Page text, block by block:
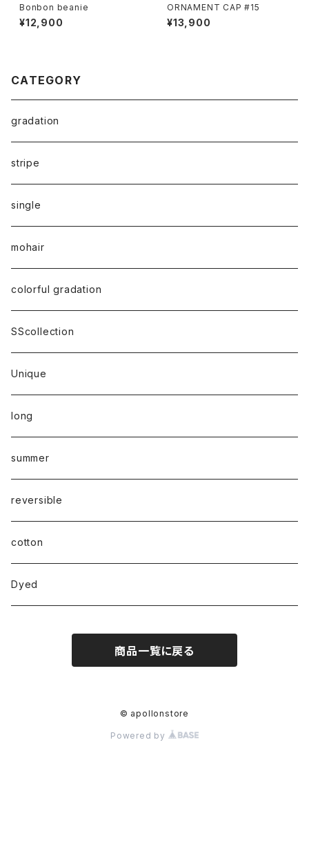
Bonbon beanie
¥12,900
ORNAMENT CAP #15
¥13,900
CATEGORY
gradation
stripe
single
mohair
colorful gradation
SScollection
Unique
long
summer
reversible
cotton
Dyed
商品一覧に戻る
© apollonstore
Powered by